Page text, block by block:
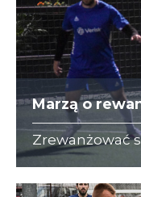
Marzą o
Zrewanżować
porażkę (1:6)
Arc Consulting.